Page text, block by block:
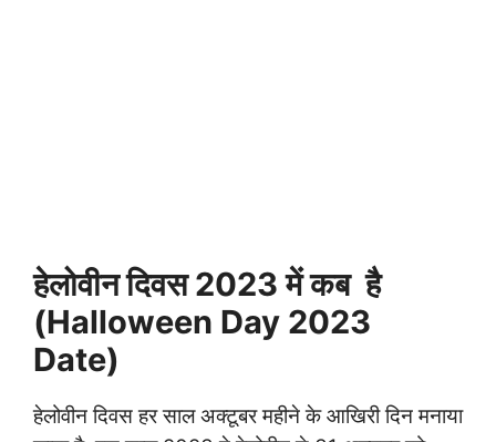
हेलोवीन दिवस 2023 में कब है
(Halloween Day 2023
Date)
हेलोवीन दिवस हर साल अक्टूबर महीने के आखिरी दिन मनाया